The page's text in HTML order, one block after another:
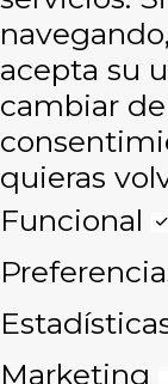
acepta su
cambiar
quieras
Funcional
Marketing